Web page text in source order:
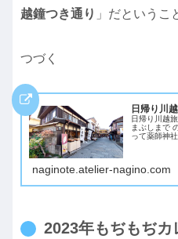
越鐘つき通り 」だというこ
つづく
日帰り川
日帰り川越
まぶしまで
って薬師神
naginote.atelier-nagino.com
2023年もぢもぢ